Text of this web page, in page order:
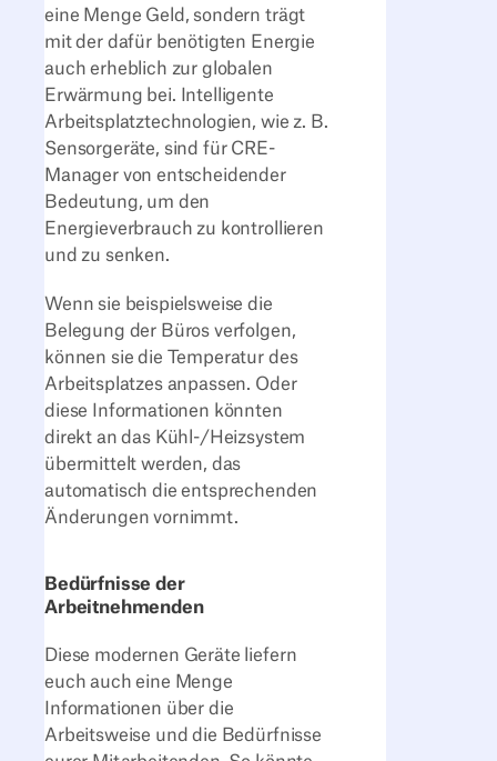
eine Menge Geld, sondern trägt
mit der dafür benötigten Energie
auch erheblich zur globalen
Erwärmung bei. Intelligente
Arbeitsplatztechnologien, wie z. B.
Sensorgeräte, sind für CRE-
Manager von entscheidender
Bedeutung, um den
Energieverbrauch zu kontrollieren
und zu senken.
Wenn sie beispielsweise die
Belegung der Büros verfolgen,
können sie die Temperatur des
Arbeitsplatzes anpassen. Oder
diese Informationen könnten
direkt an das Kühl-/Heizsystem
übermittelt werden, das
automatisch die entsprechenden
Änderungen vornimmt.
Bedürfnisse der
Arbeitnehmenden
Diese modernen Geräte liefern
euch auch eine Menge
Informationen über die
Arbeitsweise und die Bedürfnisse